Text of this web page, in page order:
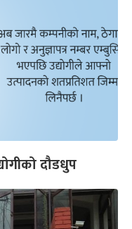
दौडधुप